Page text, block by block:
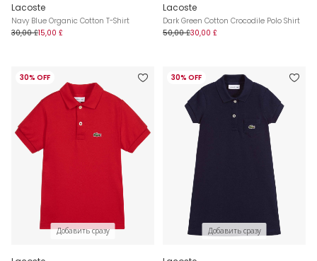
Lacoste
Navy Blue Organic Cotton T-Shirt
30,00 £15,00 £
Lacoste
Dark Green Cotton Crocodile Polo Shirt
50,00 £30,00 £
30% OFF
Добавить сразу
30% OFF
Добавить сразу